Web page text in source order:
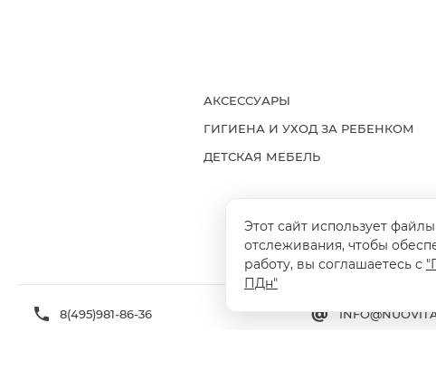
АКСЕССУАРЫ
ГИГИЕНА И УХОД ЗА РЕБЕНКОМ
ДЕТСКАЯ МЕБЕЛЬ
ГАРАНТИЯ И
8(495)981-86-36
Этот сайт использует
отслеживания, чтобы
работу, вы соглашаетесь с
ПДн"